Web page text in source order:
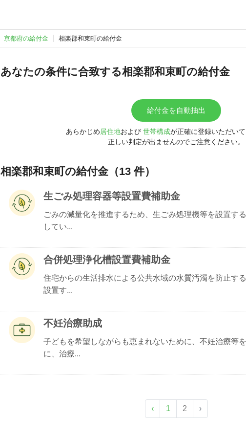
京都府の給付金 相楽郡和束町の給付金
あなたの条件に合致する相楽郡和束町の給付金
給付金を自動抽出
あらかじめ居住地および 世帯構成が正確に登録いただい
正しい判定が出ませんのでご注意ください。
相楽郡和束町の給付金（13 件）
生ごみ処理容器等設置費補助金
ごみの減量化を推進するため、生ごみ処理機等を設置す
してい...
合併処理浄化槽設置費補助金
住宅からの生活排水による公共水域の水質汚濁を防止す
設置す...
不妊治療助成
子どもを希望しながらも恵まれないために、不妊治療等
に、治療...
‹ 1 2 ›